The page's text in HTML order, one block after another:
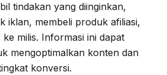
tindakan yang diinginkan,
iklan, membeli produk afiliasi,
milis. Informasi ini dapat
mengoptimalkan konten dan
konversi.